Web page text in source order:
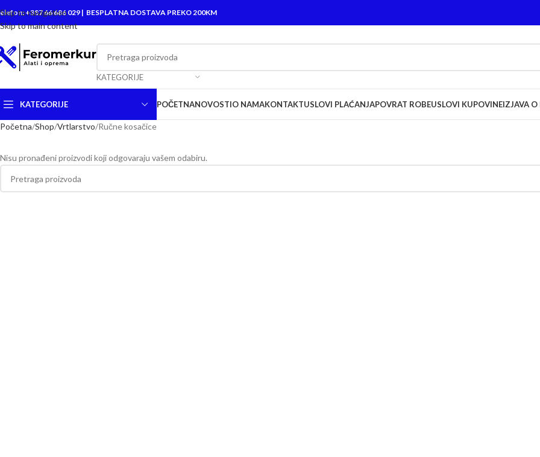
Skip to navigation
Skip to main content
+387 66 686 029 | BESPLATNA DOSTAVA PREKO 200KM
KATEGORIJE
KATEGORIJE POČETNANOVOSTIO NAMAKONTAKTUSLOVI PLAĆANJAPOVRAT ROBEUSLOVI KUPOVINEIZJAVA
Početna Shop Vrtlarstvo Ručne kosačice
Nisu pronađeni proizvodi koji odgovaraju vašem odabiru.